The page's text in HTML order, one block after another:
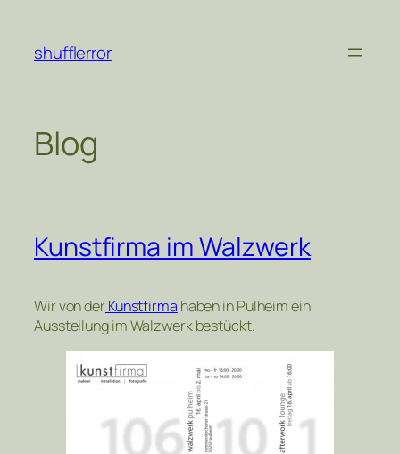
springen
shufflerror
Blog
Kunstfirma im Walzwerk
Wir von derKunstfirma haben in Pulheim ein
Ausstellung im Walzwerk bestückt.